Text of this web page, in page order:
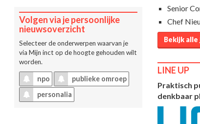
Volgen via je persoonlijke
nieuwsoverzicht
Selecteer de onderwerpen waarvan je
via Mijn inct op de hoogte gehouden wilt
worden.
npo
publieke omroep
personalia
Senior
Chef
Bekijk alle
LINE UP
Praktisch
denkbaar